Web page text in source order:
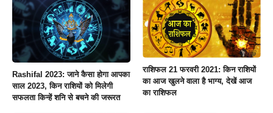
Rashifal 2023: जाने कैसा होगा आपका
साल 2023, किन राशियों को मिलेगी
सफलता किन्हें शनि से बचने की जरूरत
राशिफल 21 फरवरी 2021: किन राशियों
का आज खुलने वाला है भाग्य, देखें आज
का राशिफल